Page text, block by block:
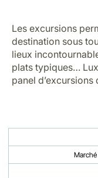
Les excursions
destination sous
lieux
plats typiques…
panel d’excursions